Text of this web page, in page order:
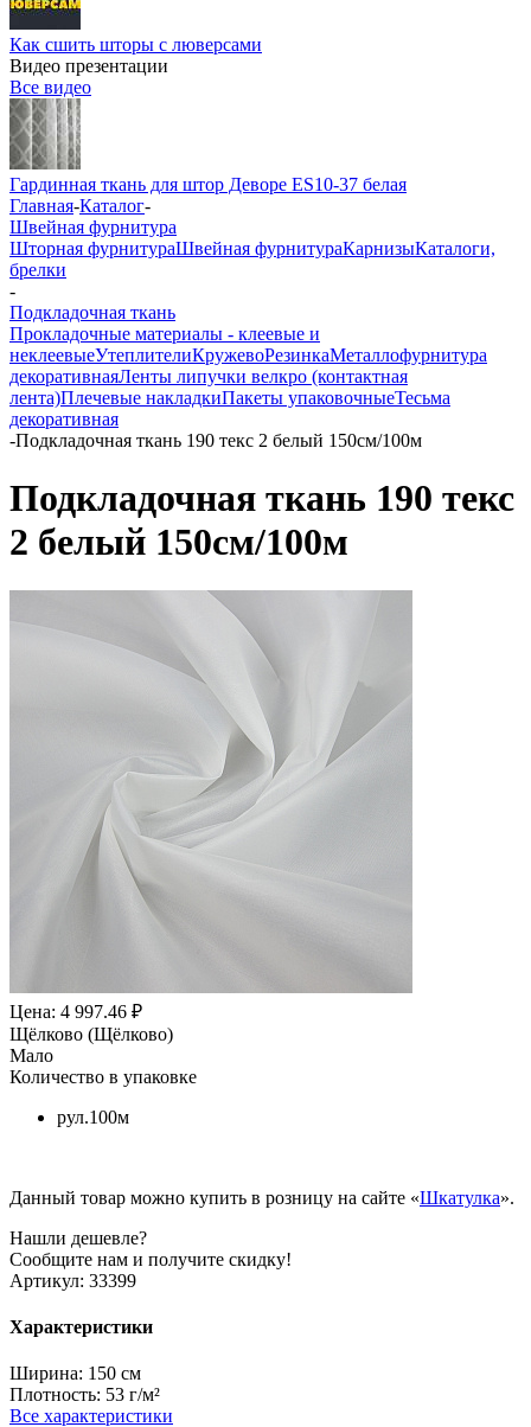
Как сшить шторы с люверсами
Видео презентации
Все видео
Гардинная ткань для штор Деворе ES10-37 белая
Главная-Каталог-
Швейная фурнитура
Шторная фурнитураШвейная фурнитураКарнизыКаталоги,
брелки
-
Подкладочная ткань
Прокладочные материалы - клеевые и
неклеевыеУтеплителиКружевоРезинкаМеталлофурнитура
декоративнаяЛенты липучки велкро (контактная
лента)Плечевые накладкиПакеты упаковочныеТесьма
декоративная
-Подкладочная ткань 190 текс 2 белый 150см/100м
Подкладочная ткань 190 текс
2 белый 150см/100м
Цена: 4 997.46 ₽
Щёлково (Щёлково)
Мало
Количество в упаковке
рул.100м
Данный товар можно купить в розницу на сайте «Шкатулка».
Нашли дешевле?
Сообщите нам и получите скидку!
Артикул: 33399
Характеристики
Ширина: 150 см
Плотность: 53 г/м²
Все характеристики